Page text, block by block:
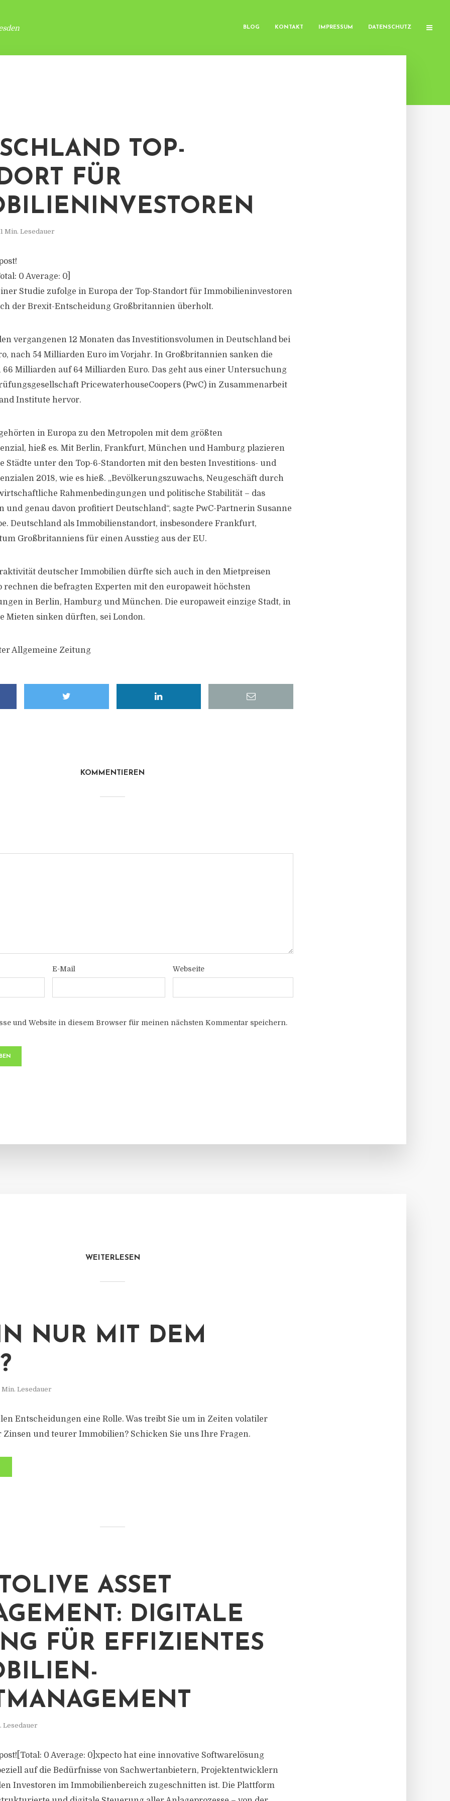
BLOG KONTAKT IMPRESSUM DATENSCHUTZ
TOP-
FÜR
1 Min. Lesedauer
0 Average: 0
Studie zufolge in Europa der Top-Standort für Immobilieninvestoren
der Brexit-Entscheidung Großbritannien überholt.
vergangenen 12 Monaten das Investitionsvolumen in Deutschland bei
nach 54 Milliarden Euro im Vorjahr. In Großbritannien sanken die
Milliarden auf 64 Milliarden Euro. Das geht aus einer Untersuchung
PricewaterhouseCoopers (PwC) in Zusammenarbeit
Institute hervor.
in Europa zu den Metropolen mit dem größten
hieß es. Mit Berlin, Frankfurt, München und Hamburg plazieren
Städte unter den Top-6-Standorten mit den besten Investitions- und
2018, wie es hieß. „Bevölkerungszuwachs, Neugeschäft durch
Rahmenbedingungen und politische Stabilität – das
und genau davon profitiert Deutschland“, sagte PwC-Partnerin Susanne
Deutschland als Immobilienstandort, insbesondere Frankfurt,
Großbritanniens für einen Ausstieg aus der EU.
deutscher Immobilien dürfte sich auch in den Mietpreisen
rechnen die befragten Experten mit den europaweit höchsten
in Berlin, Hamburg und München. Die europaweit einzige Stadt, in
Mieten sinken dürften, sei London.
Allgemeine Zeitung
KOMMENTIEREN
E-Mail Webseite
und Website in diesem Browser für meinen nächsten Kommentar speichern.
WEITERLESEN
NUR MIT DEM
Min. Lesedauer
Entscheidungen eine Rolle. Was treibt Sie um in Zeiten volatiler
Zinsen und teurer Immobilien? Schicken Sie uns Ihre Fragen.
ASSET
DIGITALE
FÜR EFFIZIENTES
Lesedauer
0 Average: 0]xpecto hat eine innovative Softwarelösung
auf die Bedürfnisse von Sachwertanbietern, Projektentwicklern
Investoren im Immobilienbereich zugeschnitten ist. Die Plattform